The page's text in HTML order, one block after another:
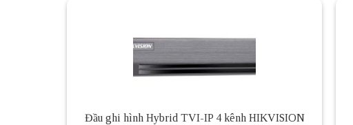
Đầu ghi hình Hybrid TVI-IP 4 kênh HIKVISION